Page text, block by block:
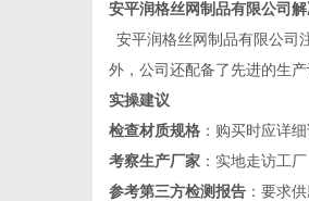
安平润格丝网制品有限公司
安平润格丝网制品有限公司
外，公司还配备了先进的生
实操建议
检查材质规格 ：购买时应详
考察生产厂家 ：实地走访工
参考第三方检测报告 ：要求